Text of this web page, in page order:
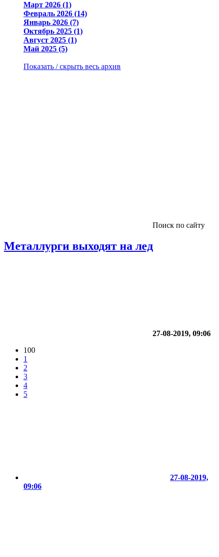
Март 2026 (1)
Февраль 2026 (14)
Январь 2026 (7)
Октябрь 2025 (1)
Август 2025 (1)
Май 2025 (5)
Показать / скрыть весь архив
Поиск по сайту
Металлурги выходят на лед
27-08-2019, 09:06
100
1
2
3
4
5
27-08-2019,
09:06